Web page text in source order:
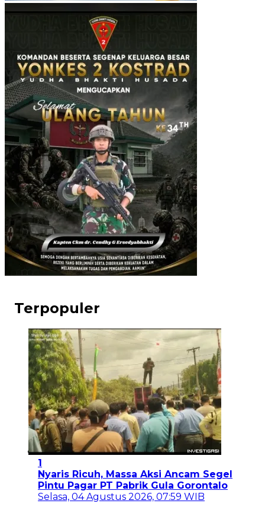
Terpopuler
1
Nyaris Ricuh, Massa Aksi Ancam Segel
Pintu Pagar PT Pabrik Gula Gorontalo
Selasa, 04 Agustus 2026, 07:59 WIB